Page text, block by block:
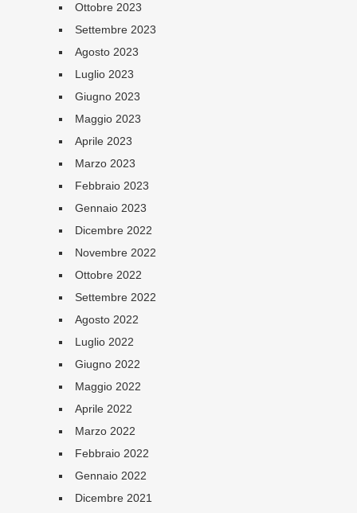
Ottobre 2023
Settembre 2023
Agosto 2023
Luglio 2023
Giugno 2023
Maggio 2023
Aprile 2023
Marzo 2023
Febbraio 2023
Gennaio 2023
Dicembre 2022
Novembre 2022
Ottobre 2022
Settembre 2022
Agosto 2022
Luglio 2022
Giugno 2022
Maggio 2022
Aprile 2022
Marzo 2022
Febbraio 2022
Gennaio 2022
Dicembre 2021